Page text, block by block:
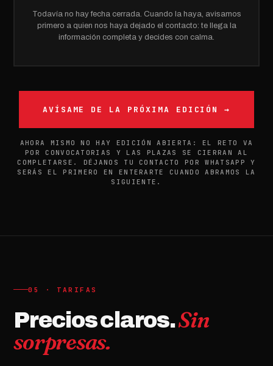
Todavía no hay fecha cerrada. Cuando la haya, avisamos
primero a quien nos haya dejado el contacto: te llega la
información completa y decides con calma.
AVÍSAME DE LA PRÓXIMA EDICIÓN →
AHORA MISMO NO HAY EDICIÓN ABIERTA: EL RETO VA
POR CONVOCATORIAS Y LAS PLAZAS SE CIERRAN AL
COMPLETARSE. DÉJANOS TU CONTACTO POR WHATSAPP Y
SERÁS EL PRIMERO EN ENTERARTE CUANDO ABRAMOS LA
SIGUIENTE.
05 · TARIFAS
Precios claros.Sin
sorpresas.